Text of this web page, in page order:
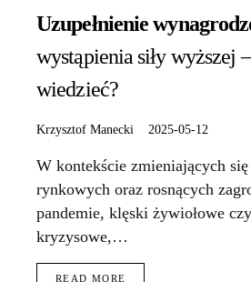
Uzupełnienie
wystąpienia siły wyższej
wiedzieć?
Krzysztof Manecki 2025-05-12
W kontekście zmieniających
rynkowych oraz rosnących
pandemie, klęski żywiołowe
kryzysowe,…
READ MORE